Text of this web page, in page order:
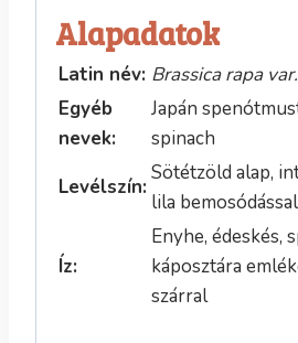
Alapadatok
Latin név: Brassica rapa
Egyéb
nevek:
Japán
spinach
Levélszín:
Sötétzöld alap,
lila bemosódással
Íz:
Enyhe, édeskés,
káposztára
szárral